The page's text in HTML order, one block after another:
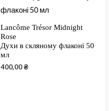
Lancôme Trésor Midnight
Rose
Духи в скляному флаконі 50
мл
400,00₴